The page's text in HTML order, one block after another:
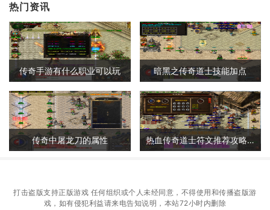
热门资讯
传奇手游有什么职业可以玩 暗黑之传奇道士技能加点
传奇中屠龙刀的属性 热血传奇道士符文推荐攻略大全
打击盗版支持正版游戏 任何组织或个人未经同意，不得使用和传播盗版游
戏，如有侵犯利益请来电告知说明，本站72小时内删除